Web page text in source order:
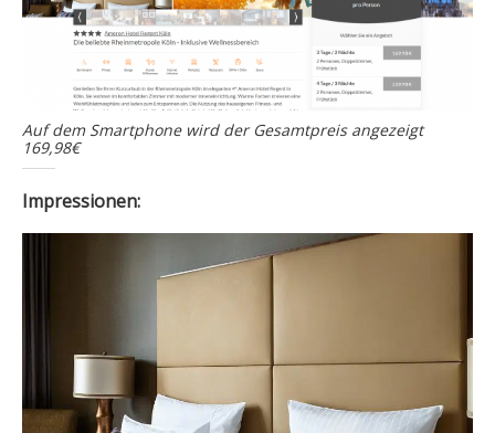
Auf dem Smartphone wird der Gesamtpreis angezeigt
169,98€
Impressionen: